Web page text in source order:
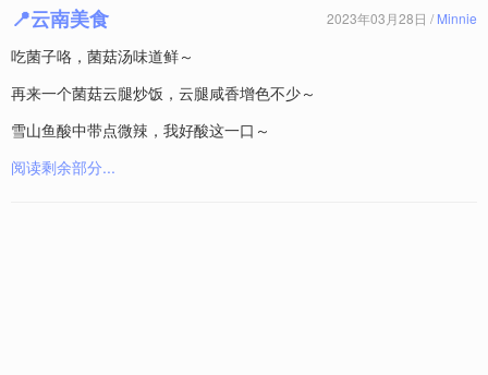
📍云南美食 2023年03月28日 / Minnie
吃菌子咯，菌菇汤味道鲜～
再来一个菌菇云腿炒饭，云腿咸香增色不少～
雪山鱼酸中带点微辣，我好酸这一口～
阅读剩余部分...